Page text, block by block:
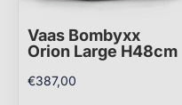
Vaas Bombyxx
Orion Large H48cm
€387,00